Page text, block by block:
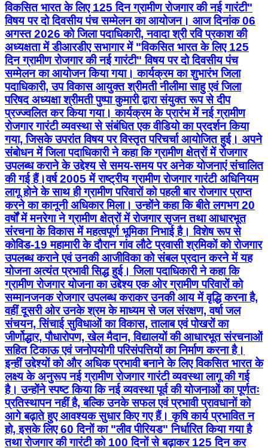
विकसित भारत के लिए 125 दिन ग्रामीण रोजगार की नई गारंटी"
विषय पर दो दिवसीय पंच सम्मेलन का आयोजन। आज दिनांक 06
अगस्त 2026 को जिला पदाधिकारी, नवादा श्री रवि प्रकाश की
अध्यक्षता में डीआरडीए सभागार में "विकसित भारत के लिए 125
दिन ग्रामीण रोजगार की नई गारंटी" विषय पर दो दिवसीय पंच
सम्मेलन का आयोजन किया गया। कार्यक्रम का शुभारंभ जिला
पदाधिकारी, उप विकास आयुक्त श्रीमती नीलीमा साहु एवं जिला
परिषद अध्यक्षा श्रीमती पुष्पा कुमारी द्वारा संयुक्त रूप से दीप
प्रज्ज्वलित कर किया गया। कार्यक्रम के प्रारंभ में नई ग्रामीण
रोजगार गारंटी व्यवस्था से संबंधित एक वीडियो का प्रदर्शन किया
गया, जिसके उपरांत विषय पर विस्तृत परिचर्चा आयोजित हुई। अपने
संबोधन में जिला पदाधिकारी ने कहा कि ग्रामीण क्षेत्रों में रोजगार
उपलब्ध कराने के उद्देश्य से समय-समय पर अनेक योजनाएं संचालित
की गई हैं।वर्ष 2005 में राष्ट्रीय ग्रामीण रोजगार गारंटी अधिनियम
लागू होने के साथ ही ग्रामीण परिवारों को पहली बार रोजगार प्राप्त
करने का कानूनी अधिकार मिला। उन्होंने कहा कि बीते लगभग 20
वर्षों में मनरेगा ने ग्रामीण क्षेत्रों में रोजगार सृजन तथा आधारभूत
संरचना के विकास में महत्वपूर्ण भूमिका निभाई है। विशेष रूप से
कोविड-19 महामारी के दौरान गांव लौटे प्रवासी श्रमिकों को रोजगार
उपलब्ध कराने एवं उनकी आजीविका को संबल प्रदान करने में यह
योजना अत्यंत प्रभावी सिद्ध हुई। जिला पदाधिकारी ने कहा कि
ग्रामीण रोजगार योजना का उद्देश्य एक ओर ग्रामीण परिवारों को
सम्मानजनक रोजगार उपलब्ध कराकर उनकी आय में वृद्धि करना है,
वहीं दूसरी ओर उनके श्रम के माध्यम से जल संरक्षण, वर्षा जल
संचयन, सिंचाई सुविधाओं का विकास, तालाब एवं पोखरों का
जीर्णोद्धार, पौधारोपण, खेल मैदान, विद्यालयों की आधारभूत संरचनाओं
सहित टिकाऊ एवं जनोपयोगी परिसंपत्तियों का निर्माण करना है।
इन्हीं उद्देश्यों को और अधिक प्रभावी बनाने के लिए विकसित भारत के
लक्ष्य के अनुरूप नई ग्रामीण रोजगार गारंटी व्यवस्था लागू की गई
है। उन्होंने स्पष्ट किया कि नई व्यवस्था पूर्व की योजनाओं का पूर्णतः
प्रतिस्थापन नहीं है, बल्कि उनके सफल एवं प्रभावी प्रावधानों को
आगे बढ़ाते हुए आवश्यक सुधार किए गए हैं। कृषि कार्य प्रभावित न
हो, इसके लिए 60 दिनों का "लीव पीरियड" निर्धारित किया गया है
तथा रोजगार की गारंटी को 100 दिनों से बढ़ाकर 125 दिन कर